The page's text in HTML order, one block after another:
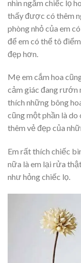
nhìn ngắm chiếc lọ
thấy được có thêm
phòng nhỏ của em
để em có thể tô
đẹp hơn.
Mẹ em cắm hoa
cảm giác đang rướn
thích những bông
cũng một phần là do
thêm vẻ đẹp của
Em rất thích chiếc
nữa là em lại rửa
như hỏng chiếc lọ.